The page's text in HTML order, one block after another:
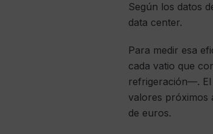
Según los datos
data center.
Para medir esa
cada vatio que
refrigeración—. El
valores próximos
de euros.